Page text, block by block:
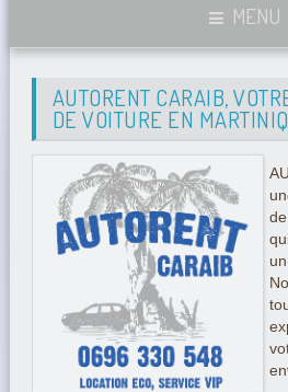
MENU
AUTORENT CARAIB,
DE VOITURE EN